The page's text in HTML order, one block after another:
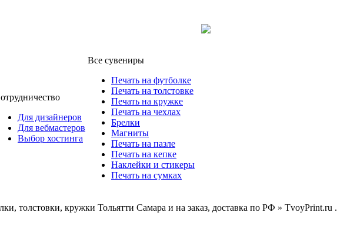
Для дизайнеров
Для вебмастеров
Выбор хостинга
Все сувениры
Печать на футболке
Печать на толстовке
Печать на кружке
Печать на чехлах
Брелки
Магниты
Печать на пазле
Печать на кепке
Наклейки и стикеры
Печать на сумках
толстовки, кружки Тольятти Самара и на заказ, доставка по РФ » TvoyPrint.ru .